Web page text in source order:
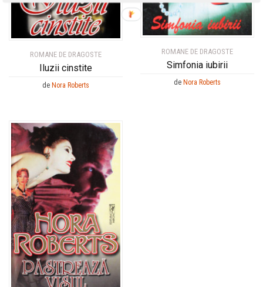
ROMANE DE DRAGOSTE
Iluzii cinstite
de Nora Roberts
ROMANE DE DRAGOSTE
Simfonia iubirii
de Nora Roberts